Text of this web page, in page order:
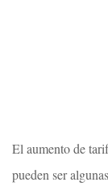
El aumento de
pueden ser